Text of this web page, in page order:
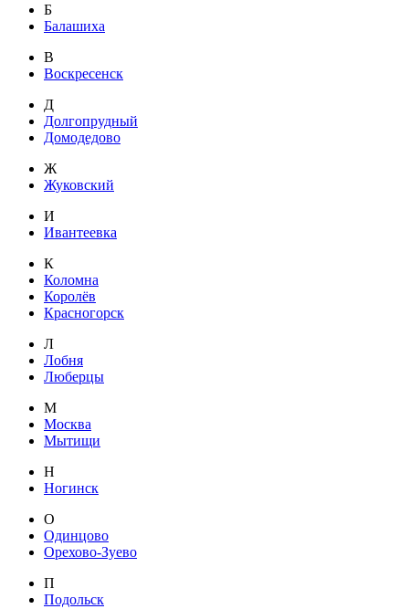
Б
Балашиха
В
Воскресенск
Д
Долгопрудный
Домодедово
Ж
Жуковский
И
Ивантеевка
К
Коломна
Королёв
Красногорск
Л
Лобня
Люберцы
М
Москва
Мытищи
Н
Ногинск
О
Одинцово
Орехово-Зуево
П
Подольск